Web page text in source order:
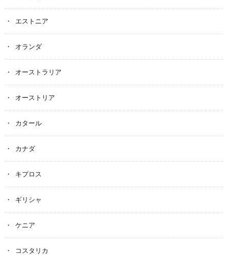
エストニア
オランダ
オーストラリア
オーストリア
カタール
カナダ
キプロス
ギリシャ
ケニア
コスタリカ